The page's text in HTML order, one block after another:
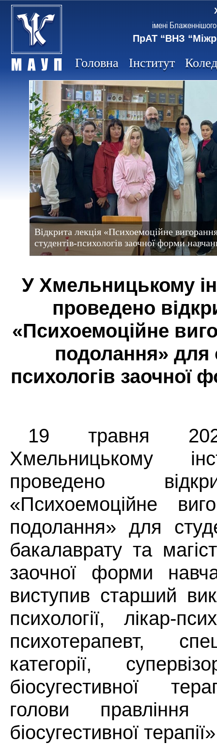
імені
ПрАТ “ВНЗ
Головна Інститут
Відкрита лекція «Психоемоційне
студентів-психологів заочної форми
У Хмельницькому
проведено
«Психоемоційне
подолання» для
психологів заочної
19 травня
Хмельницькому
проведено
«Психоемоційне
подолання» для
бакалаврату та
заочної форми
виступив старший
психології, лікар-
психотерапевт,
категорії,
біосугестивної
голови правління
біосугестивної